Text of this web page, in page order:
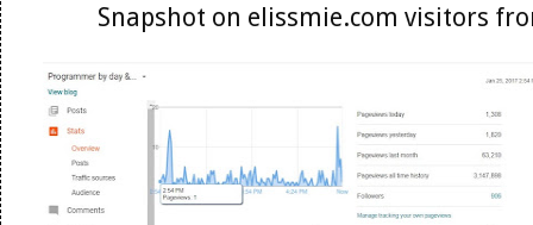
Snapshot on elissmie.com visitors